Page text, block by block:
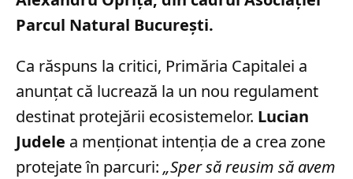
Parcul Natural București.
Ca răspuns la critici, Primăria Capitalei a
anunțat că lucrează la un nou regulament
destinat protejării ecosistemelor. Lucian
Judele a menționat intenția de a crea zone
protejate în parcuri: „Sper să reusim să avem